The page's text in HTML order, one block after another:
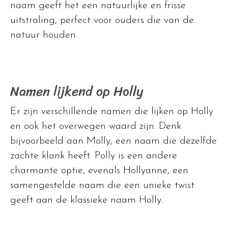
naam geeft het een natuurlijke en frisse
uitstraling, perfect voor ouders die van de
natuur houden.
Namen lijkend op Holly
Er zijn verschillende namen die lijken op Holly
en ook het overwegen waard zijn. Denk
bijvoorbeeld aan Molly, een naam die dezelfde
zachte klank heeft. Polly is een andere
charmante optie, evenals Hollyanne, een
samengestelde naam die een unieke twist
geeft aan de klassieke naam Holly.